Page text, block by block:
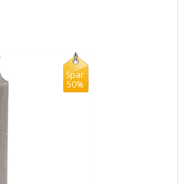
Spar
50%